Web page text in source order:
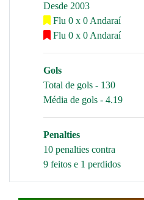
Desde 2003
Flu 0 x 0 Andaraí
Flu 0 x 0 Andaraí
Gols
Total de gols - 130
Média de gols - 4.19
Penalties
10 penalties contra
9 feitos e 1 perdidos